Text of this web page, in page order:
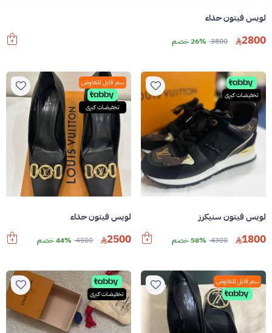
لويس فيتون حذاء
2800
3800 26% خصم
تخفيضات كبرى
لويس فيتون سنيكرز
1800
4300 58% خصم
سعر قابل للتفاوض
تخفيضات كبرى
لويس فيتون حذاء
2500
4500 44% خصم
سعر قابل للتفاوض
تخفيضات كبرى